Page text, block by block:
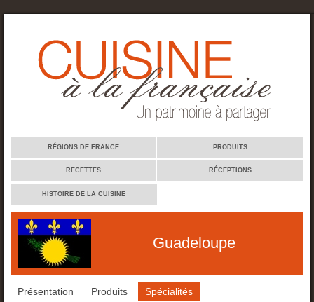
RÉGIONS DE FRANCE PRODUITS
RECETTES RÉCEPTIONS
HISTOIRE DE LA CUISINE
Guadeloupe
Présentation Produits
Spécialités